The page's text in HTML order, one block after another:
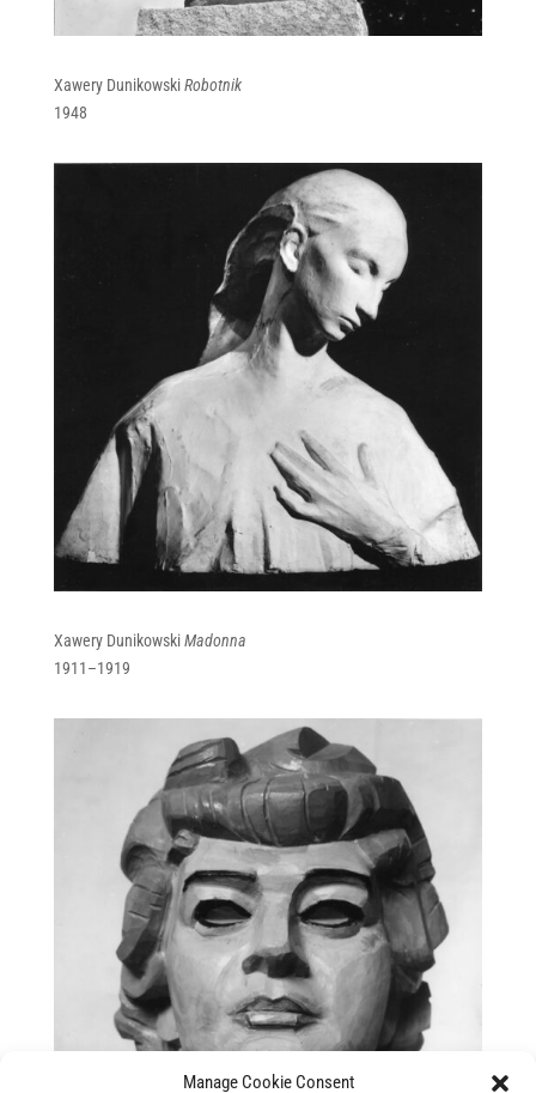
Manage Cookie Consent
Xawery DunikowskiRobotnik
1948
Xawery DunikowskiMadonna
1911–1919